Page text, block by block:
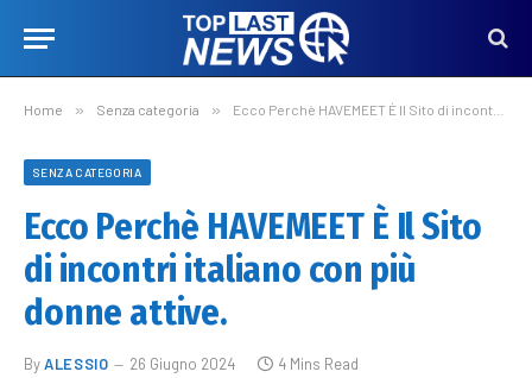
Home » Senza categoria » Ecco Perchè HAVEMEET È Il Sito di incontri italiano con più donne attive.
SENZA CATEGORIA
Ecco Perchè HAVEMEET È Il Sito
di incontri italiano con più
donne attive.
ByALESSIO 26 Giugno 2024 4 Mins Read